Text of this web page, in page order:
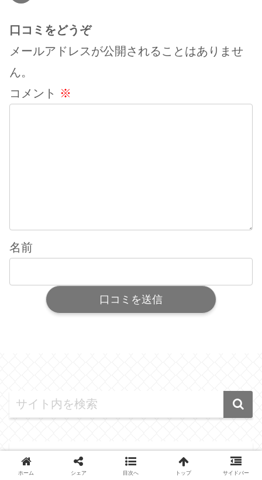
口コミをどうぞ
メールアドレスが公開されることはありませ
ん。
コメント ※
名前
メニュー
ホーム シェア 目次へ トップ サイドバー